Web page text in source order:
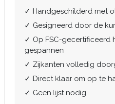
✓ Handgeschilderd met
✓ Gesigneerd door de
✓ Op FSC-gecertificeerd
gespannen
✓ Zijkanten volledig
✓ Direct klaar om op te
✓ Geen lijst nodig